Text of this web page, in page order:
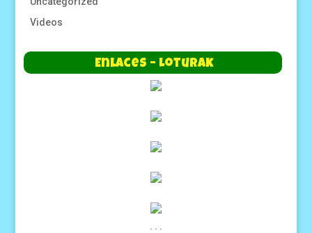
Videos
Enlaces – Loturak
. . .